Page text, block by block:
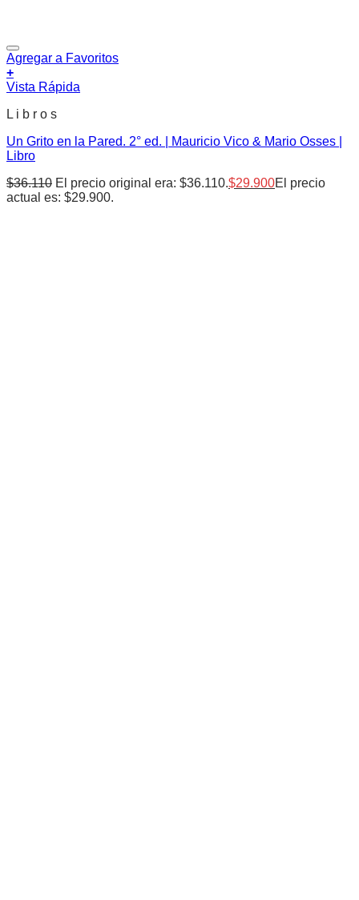
Agregar a Favoritos
+
Vista Rápida
L i b r o s
Un Grito en la Pared. 2° ed. | Mauricio Vico & Mario Osses |
Libro
$36.110 El precio original era: $36.110.$29.900El precio
actual es: $29.900.